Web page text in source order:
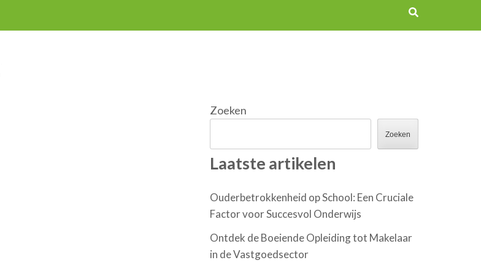
Zoeken
Zoeken
Laatste artikelen
Ouderbetrokkenheid op School: Een Cruciale
Factor voor Succesvol Onderwijs
Ontdek de Boeiende Opleiding tot Makelaar
in de Vastgoedsector